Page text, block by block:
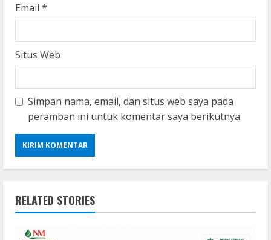
Email *
Situs Web
Simpan nama, email, dan situs web saya pada
peramban ini untuk komentar saya berikutnya.
RELATED STORIES